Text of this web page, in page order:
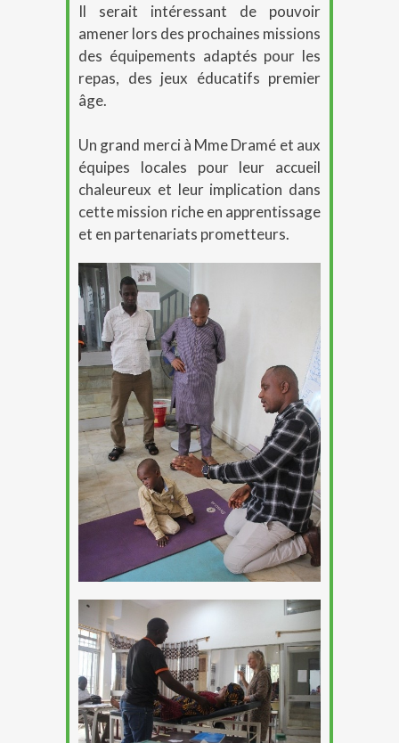
Il serait intéressant de pouvoir
amener lors des prochaines missions
des équipements adaptés pour les
repas, des jeux éducatifs premier
âge.
Un grand merci à Mme Dramé et aux
équipes locales pour leur accueil
chaleureux et leur implication dans
cette mission riche en apprentissage
et en partenariats prometteurs.